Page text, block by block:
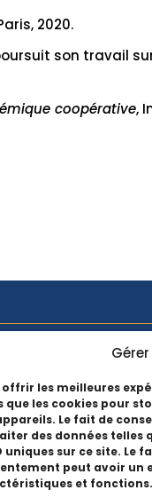
offrir les meilleures
que les cookies pour
Le fait de
des données telles
uniques sur ce site. Le
peut avoir un
et fonctions.
2020.
son travail
coopérative,
de l'actualité